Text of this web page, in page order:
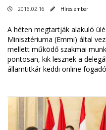
2016.02.16 Híres ember
A héten megtartják alakuló
Minisztériuma (Emmi) által
mellett működő szakmai
pontosan, kik lesznek a
államtitkár keddi online